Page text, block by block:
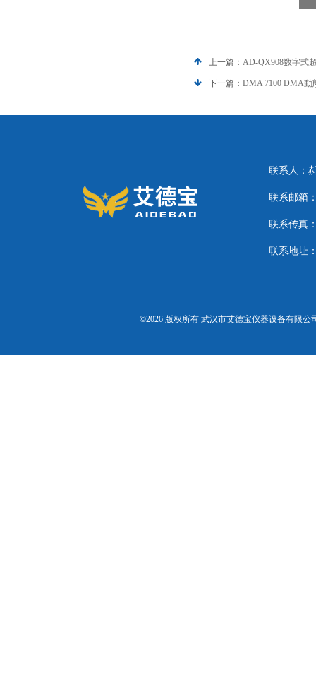
上一篇： AD-QX908数字式
下一篇： DMA 7100 DMA動
联系人：
联系邮箱
联系传真
联系地址
©2026 版权所有 武汉市艾德宝仪器设备有限公